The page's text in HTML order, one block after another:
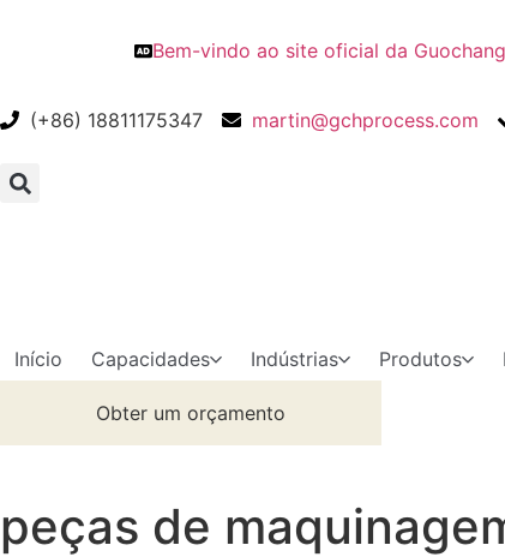
Bem-vindo ao site oficial da
(+86) 18811175347 martin@gchprocess.com
Início Capacidades Indústrias Produtos
Obter um orçamento
peças de